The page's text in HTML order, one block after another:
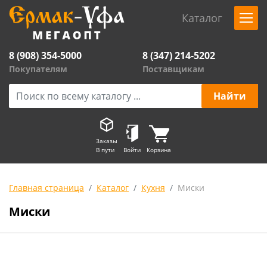
Каталог
8 (908) 354-5000
Покупателям
8 (347) 214-5202
Поставщикам
Заказы
В пути
Войти Корзина
Главная страница Каталог Кухня Миски
Миски